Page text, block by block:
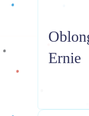
Ernie